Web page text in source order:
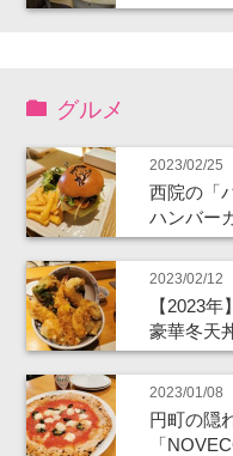
グルメ
2023/02/25
西院の「
ハンバー
2023/02/12
【2023
豪華冬天
2023/01/08
円町の隠
「